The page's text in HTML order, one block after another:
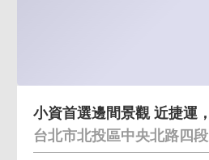
台北市北投區中央北路四段